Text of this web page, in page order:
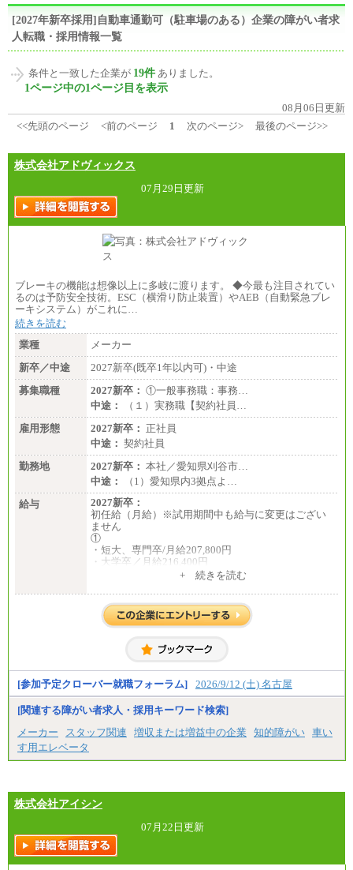
[2027年新卒採用]自動車通勤可（駐車場のある）企業の障がい者求
人転職・採用情報一覧
条件と一致した企業が 19件 ありました。
1ページ中の1ページ目を表示
08月06日更新
<<先頭のページ
<前のページ 1 次のページ> 最後のページ>>
株式会社アドヴィックス
07月29日更新
ブレーキの機能は想像以上に多岐に渡ります。 ◆今最も注目されてい
るのは予防安全技術。ESC（横滑り防止装置）やAEB（自動緊急ブレ
ーキシステム）がこれに…
続きを読む
業種
メーカー
新卒／中途
2027新卒(既卒1年以内可)・中途
募集職種
2027新卒： ①一般事務職：事務…
中途：
（１）実務職【契約社員…
雇用形態
2027新卒： 正社員
中途： 契約社員
勤務地
2027新卒： 本社／愛知県刈谷市…
中途：
（1）愛知県内3拠点よ…
給与
2027新卒：
初任給（月給）※試用期間中も給与に変更はござい
ません
①
・短大、専門卒/月給207,800円
・大学卒／月給216,400円
※大学院修了は大学卒の金額を最低額とし、経験・
す。
②③
・大学卒／月給282,000円
※技術系応募における、博士課程修了は大学卒(また
は修士了)の金額を最低額とし、経験・能力を考慮の
うえ当社規程に基づき決定いたします。
中途：
（1）月給 246,660円
（2）時間給 1,500円/月給モデル\337,000～
+ 続きを読む
[参加予定クローバー就職フォーラム] 2026/9/12 (土) 名古屋
[関連する障がい者求人・採用キーワード検索]
メーカー
スタッフ関連 増収または増益中の企業 知的障がい 車い
す用エレベータ
株式会社アイシン
07月22日更新